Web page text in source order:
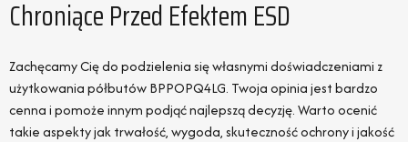
Chroniące Przed Efektem ESD
Zachęcamy Cię do podzielenia się własnymi doświadczeniami z
użytkowania półbutów BPPOPQ4LG. Twoja opinia jest bardzo
cenna i pomoże innym podjąć najlepszą decyzję. Warto ocenić
takie aspekty jak trwałość, wygoda, skuteczność ochrony i jakość